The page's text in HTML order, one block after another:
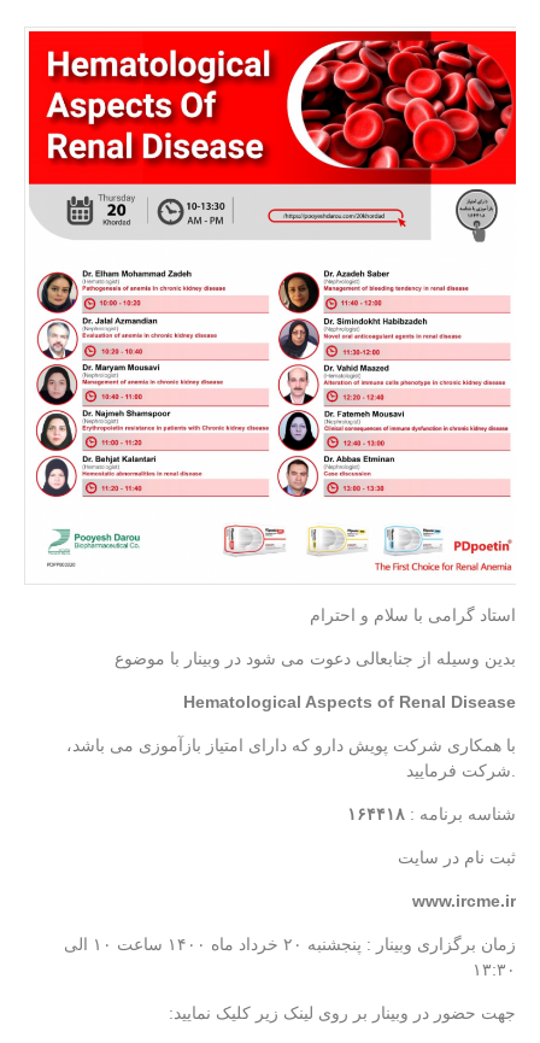
استاد گرامی با سلام و احترام
بدین وسیله از جنابعالی دعوت می شود در وبینار با موضوع
Hematological Aspects of Renal Disease
با همکاری شرکت پویش دارو که دارای امتیاز بازآموزی می باشد،
شناسه برنامه : ۱۶۴۴۱۸
ثبت نام در سایت
www.ircme.ir
زمان برگزاری وبینار : پنجشنبه ۲۰ خرداد ماه ۱۴۰۰ ساعت ۱۰ الی
۱۳:۳۰
:جهت حضور در وبینار بر روی لینک زیر کلیک نمایید